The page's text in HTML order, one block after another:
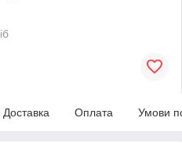
Доставка Оплата Умови